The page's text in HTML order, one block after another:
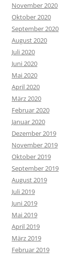
November 2020
Oktober 2020
September 2020
August 2020
Juli 2020
Juni 2020
Mai 2020
April 2020
März 2020
Februar 2020
Januar 2020
Dezember 2019
November 2019
Oktober 2019
September 2019
August 2019
Juli 2019
Juni 2019
Mai 2019
April 2019
März 2019
Februar 2019